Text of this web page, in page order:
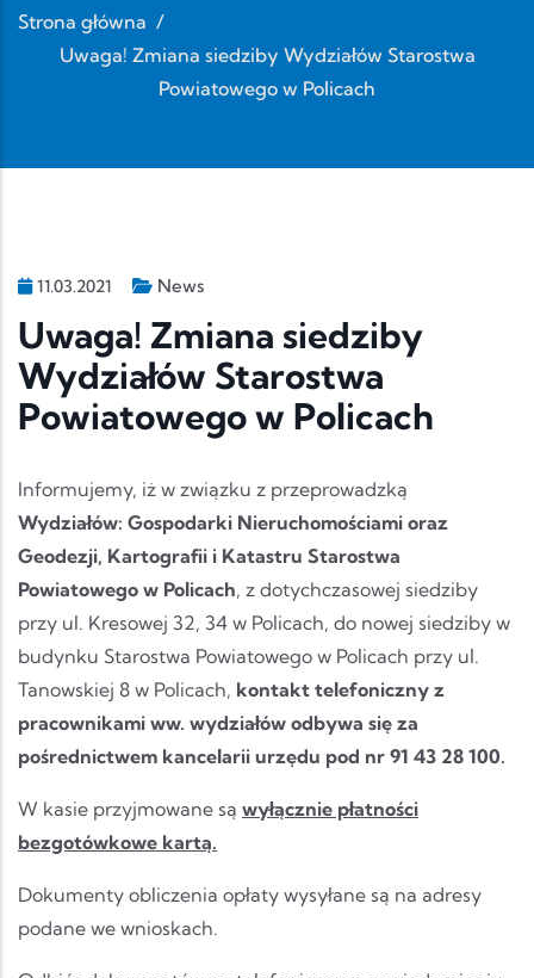
Strona główna /
Uwaga! Zmiana siedziby Wydziałów Starostwa
Powiatowego w Policach
11.03.2021 News
Uwaga! Zmiana siedziby
Wydziałów Starostwa
Powiatowego w Policach
Informujemy, iż w związku z przeprowadzką
Wydziałów: Gospodarki Nieruchomościami oraz
Geodezji, Kartografii i Katastru Starostwa
Powiatowego w Policach, z dotychczasowej siedziby
przy ul. Kresowej 32, 34 w Policach, do nowej siedziby w
budynku Starostwa Powiatowego w Policach przy ul.
Tanowskiej 8 w Policach, kontakt telefoniczny z
pracownikami ww. wydziałów odbywa się za
pośrednictwem kancelarii urzędu pod nr 91 43 28 100.
W kasie przyjmowane są wyłącznie płatności
bezgotówkowe kartą.
Dokumenty obliczenia opłaty wysyłane są na adresy
podane we wnioskach.